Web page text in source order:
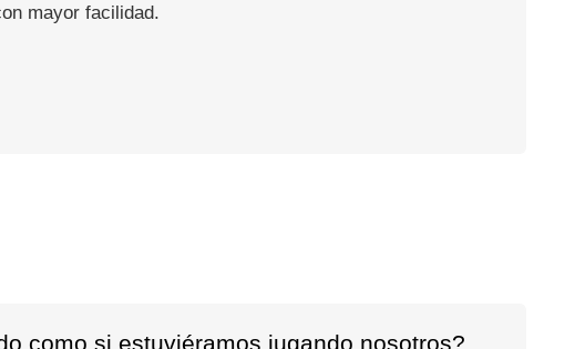
mayor facilidad.
como si estuviéramos jugando nosotros?